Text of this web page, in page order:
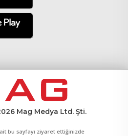
Mag Medya Ltd. Şti.
bu sayfayı ziyaret ettiğinizde